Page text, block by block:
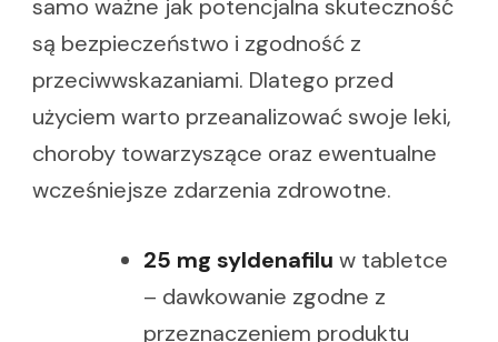
samo ważne jak potencjalna skuteczność
są bezpieczeństwo i zgodność z
przeciwwskazaniami. Dlatego przed
użyciem warto przeanalizować swoje leki,
choroby towarzyszące oraz ewentualne
wcześniejsze zdarzenia zdrowotne.
25 mg syldenafilu w tabletce
– dawkowanie zgodne z
przeznaczeniem produktu